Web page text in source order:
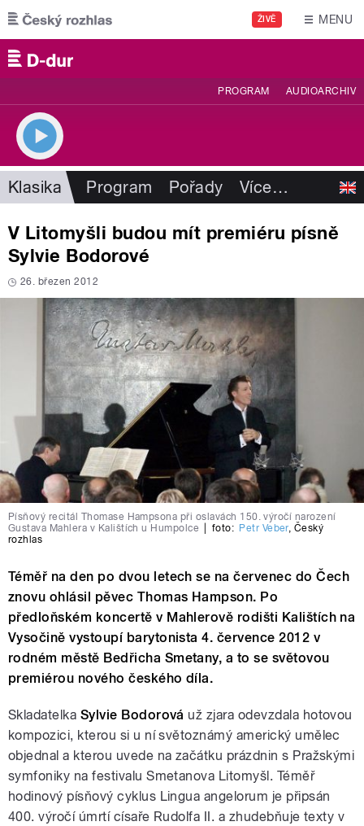
Přejít k hlavnímu obsahu
ŽIVĚ MENU
PROGRAM AUDIOARCHIV
Klasika Program Pořady Více…
V Litomyšli budou mít premiéru písně
Sylvie Bodorové
26. březen 2012
Písňový recitál Thomase Hampsona při oslavách 150. výročí narození
Gustava Mahlera v Kalištích u Humpolce
foto: Petr Veber, Český
rozhlas
Téměř na den po dvou letech se na červenec do Čech
znovu ohlásil pěvec Thomas Hampson. Po
předloňském koncertě v Mahlerově rodišti Kalištích na
Vysočině vystoupí barytonista 4. července 2012 v
rodném městě Bedřicha Smetany, a to se světovou
premiérou nového českého díla.
Skladatelka Sylvie Bodorová už zjara odevzdala hotovou
kompozici, kterou si u ní světoznámý americký umělec
objednal a kterou uvede na začátku prázdnin s Pražskými
symfoniky na festivalu Smetanova Litomyšl. Téměř
hodinový písňový cyklus Lingua angelorum je připsán
400. výročí úmrtí císaře Rudolfa II. a zhudebňuje texty v